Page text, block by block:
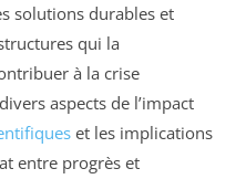
solutions durables et
qui la
à la crise
aspects de l’impact
et les implications
entre progrès et